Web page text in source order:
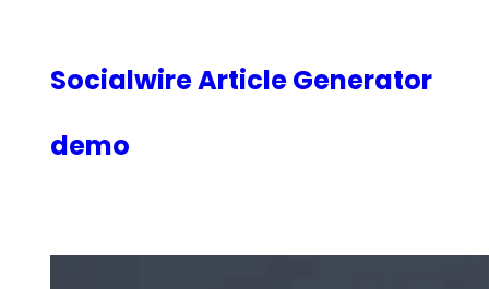
Socialwire Article Generator
demo